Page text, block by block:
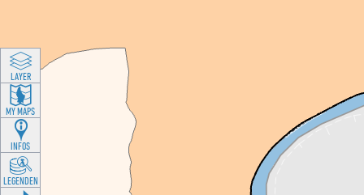
LAYER
MY MAPS
INFOS
LEGENDEN